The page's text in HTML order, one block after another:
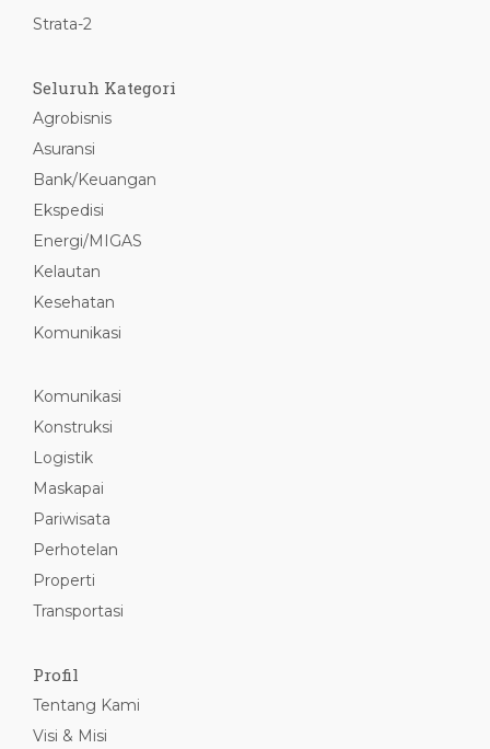
Strata-2
Seluruh Kategori
Agrobisnis
Asuransi
Bank/Keuangan
Ekspedisi
Energi/MIGAS
Kelautan
Kesehatan
Komunikasi
Komunikasi
Konstruksi
Logistik
Maskapai
Pariwisata
Perhotelan
Properti
Transportasi
Profil
Tentang Kami
Visi & Misi